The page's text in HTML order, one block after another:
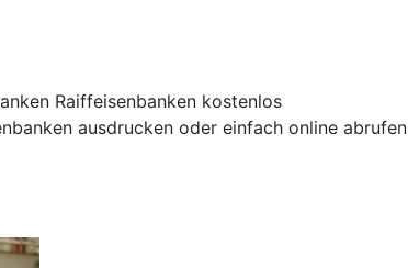
Raiffeisenbanken kostenlos
ausdrucken oder einfach online abrufen